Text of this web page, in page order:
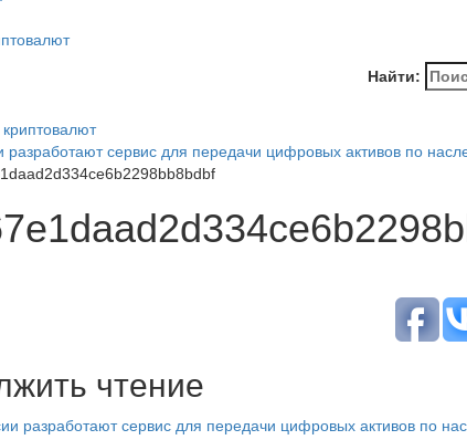
Найти:
разработают сервис для передачи цифровых активов по
чтение
разработают сервис для передачи цифровых активов по